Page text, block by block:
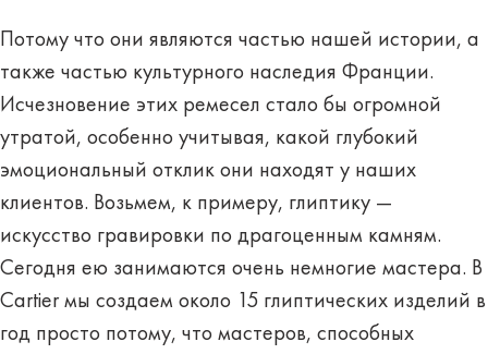
Потому что они являются частью нашей истории, а
также частью культурного наследия Франции.
Исчезновение этих ремесел стало бы огромной
утратой, особенно учитывая, какой глубокий
эмоциональный отклик они находят у наших
клиентов. Возьмем, к примеру, глиптику —
искусство гравировки по драгоценным камням.
Сегодня ею занимаются очень немногие мастера. В
Cartier мы создаем около 15 глиптических изделий в
год просто потому, что мастеров, способных